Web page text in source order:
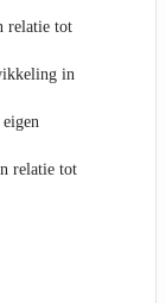
relatie tot
in
relatie tot